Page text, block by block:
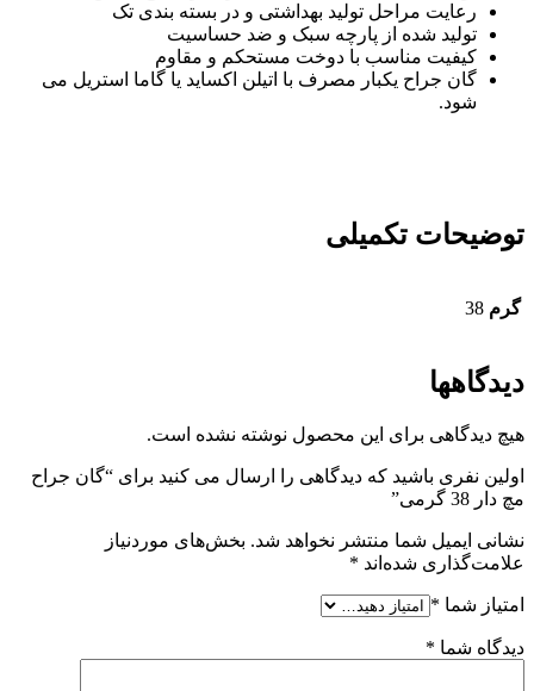
رعایت مراحل تولید بهداشتی و در بسته بندی تک
تولید شده از پارچه سبک و ضد حساسیت
کیفیت مناسب با دوخت مستحکم و مقاوم
گان جراح یکبار مصرف با اتیلن اکساید یا گاما استریل می
شود.
توضیحات تکمیلی
گرم 38
دیدگاهها
هیچ دیدگاهی برای این محصول نوشته نشده است.
اولین نفری باشید که دیدگاهی را ارسال می کنید برای “گان جراح
مچ دار 38 گرمی”
نشانی ایمیل شما منتشر نخواهد شد. بخش‌های موردنیاز
علامت‌گذاری شده‌اند *
امتیاز شما *
دیدگاه شما *